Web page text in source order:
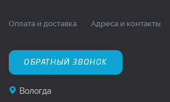
Оплата и доставка Адреса и контакты
ОБРАТНЫЙ ЗВОНОК
Вологда